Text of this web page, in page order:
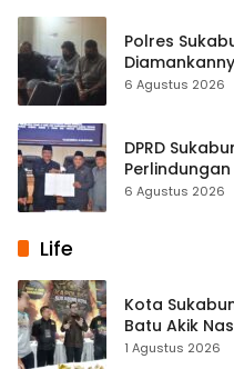
Polres
Kasus Sabu
6 Agustus 2026
DPRD
Diperkuat
6 Agustus 2026
Life
Kota
Batu Akik
1 Agustus 2026